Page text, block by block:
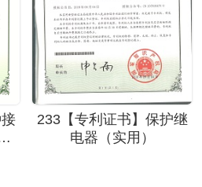
233【专利证书】保护继
电器（实用）